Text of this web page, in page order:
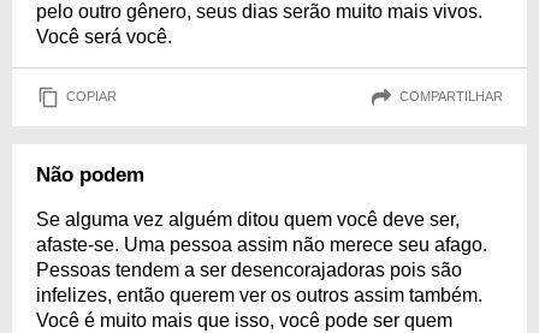
pelo outro gênero, seus dias serão muito mais vivos.
Você será você.
COPIAR COMPARTILHAR
Não podem
Se alguma vez alguém ditou quem você deve ser,
afaste-se. Uma pessoa assim não merece seu afago.
Pessoas tendem a ser desencorajadoras pois são
infelizes, então querem ver os outros assim também.
Você é muito mais que isso, você pode ser quem